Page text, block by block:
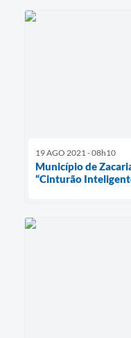
19 AGO 2021 - 08h10
Município de
“Cinturão